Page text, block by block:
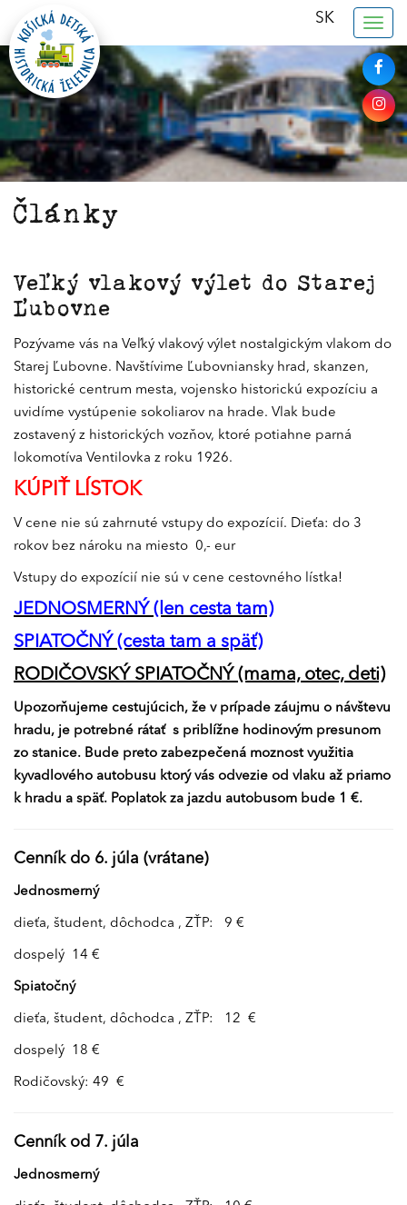
SK
Články
Veľký vlakový výlet do Starej
Ľubovne
Pozývame vás na Veľký vlakový výlet nostalgickým vlakom do
Starej Ľubovne. Navštívime Ľubovniansky hrad, skanzen,
historické centrum mesta, vojensko historickú expozíciu a
uvidíme vystúpenie sokoliarov na hrade. Vlak bude
zostavený z historických vozňov, ktoré potiahne parná
lokomotíva Ventilovka z roku 1926.
KÚPIŤ LÍSTOK
V cene nie sú zahrnuté vstupy do expozícií. Dieťa: do 3
rokov bez nároku na miesto 0,- eur
Vstupy do expozícií nie sú v cene cestovného lístka!
JEDNOSMERNÝ (len cesta tam)
SPIATOČNÝ (cesta tam a späť)
RODIČOVSKÝ SPIATOČNÝ (mama, otec, deti)
Upozorňujeme cestujúcich, že v prípade záujmu o návštevu
hradu, je potrebné rátať s priblížne hodinovým presunom
zo stanice. Bude preto zabezpečená moznost využitia
kyvadlového autobusu ktorý vás odvezie od vlaku až priamo
k hradu a späť. Poplatok za jazdu autobusom bude 1 €.
Cenník do 6. júla (vrátane)
Jednosmerný
dieťa, študent, dôchodca , ZŤP: 9 €
dospelý 14 €
Spiatočný
dieťa, študent, dôchodca , ZŤP: 12 €
dospelý 18 €
Rodičovský: 49 €
Cenník od 7. júla
Jednosmerný